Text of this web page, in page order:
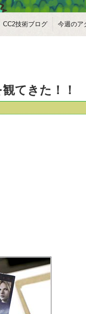
CC2技術ブログ 今週のア
てきた！！